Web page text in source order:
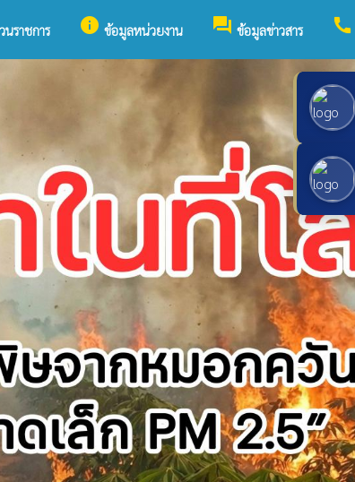
นราชการ info ข้อมูลหน่วยงาน forum ข้อมูลข่าวสาร call